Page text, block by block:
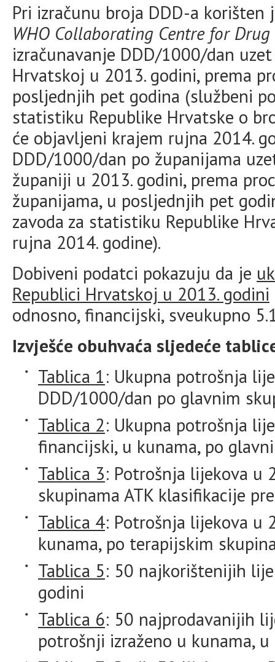
Pri izračunu broja DDD-a korišten
WHO Collaborating Centre for
izračunavanje DDD/1000/dan
Hrvatskoj u 2013. godini, prema
posljednjih pet godina (službeni
statistiku Republike Hrvatske o
će objavljeni krajem rujna 2014.
DDD/1000/dan po županijama
županiji u 2013. godini, prema
županijama, u posljednjih pet
zavoda za statistiku Republike
rujna 2014. godine).
Dobiveni podatci pokazuju da je
Republici Hrvatskoj u 2013. godini
odnosno, financijski, sveukupno
Izvješće obuhvaća sljedeće
Tablica 1: Ukupna potrošnja
DDD/1000/dan po glavnim
Tablica 2: Ukupna potrošnja
financijski, u kunama, po
Tablica 3: Potrošnja lijekova u
skupinama ATK klasifikacije
Tablica 4: Potrošnja lijekova u
kunama, po terapijskim
Tablica 5: 50 najkorištenijih
godini
Tablica 6: 50 najprodavanijih
potrošnji izraženo u kunama,